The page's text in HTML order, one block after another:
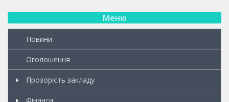
Меню
Новини
Оголошення
Прозорість закладу